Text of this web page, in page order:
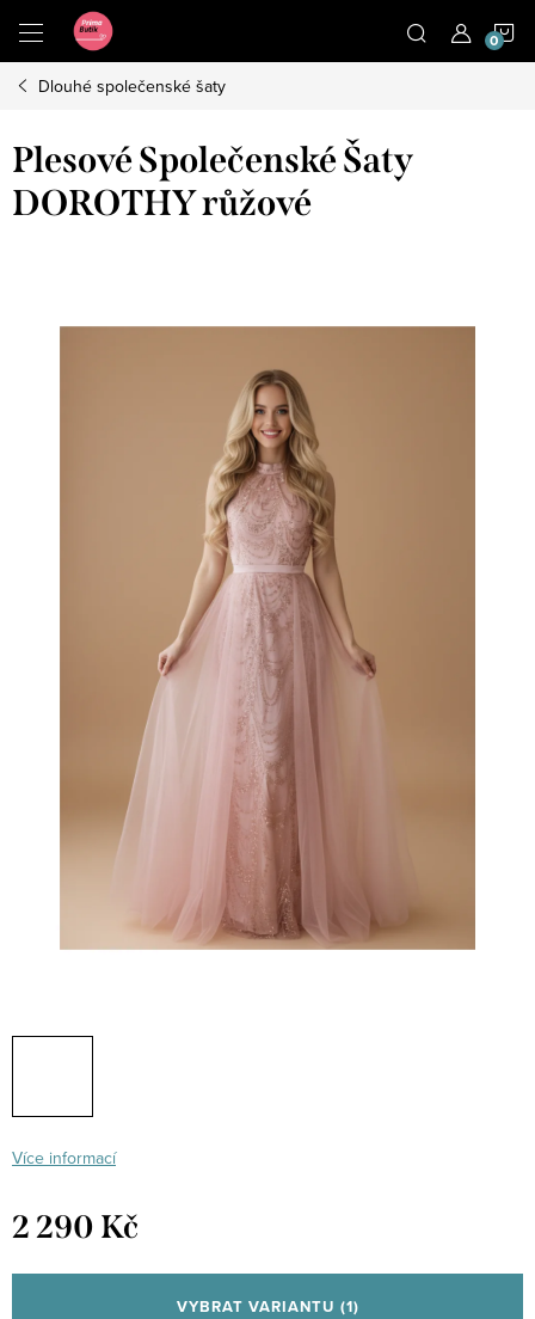
obsah
Dlouhé společenské šaty
Plesové Společenské Šaty
DOROTHY růžové
Více informací
2 290 Kč
cena:
VYBRAT VARIANTU (1)